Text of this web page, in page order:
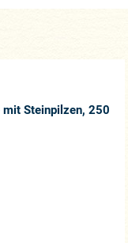
Steinpilzen, 250